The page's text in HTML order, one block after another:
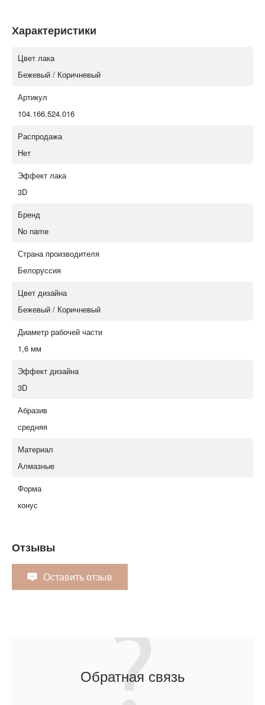
Характеристики
Цвет лака
Бежевый / Коричневый
Артикул
104.166.524.016
Распродажа
Нет
Эффект лака
3D
Бренд
No name
Страна производителя
Белоруссия
Цвет дизайна
Бежевый / Коричневый
Диаметр рабочей части
1,6 мм
Эффект дизайна
3D
Абразив
средняя
Материал
Алмазные
Форма
конус
Отзывы
Оставить отзыв
Обратная связь